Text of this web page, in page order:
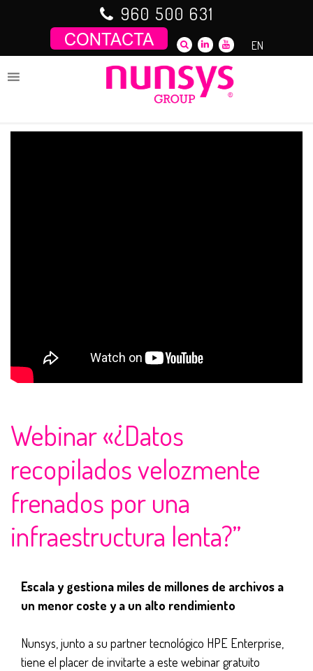
960 500 631
EN
Webinar «¿Datos
recopilados velozmente
frenados por una
infraestructura lenta?”
Escala y gestiona miles de millones de archivos a
un menor coste y a un alto rendimiento
Nunsys, junto a su partner tecnológico HPE Enterprise,
tiene el placer de invitarte a este webinar gratuito